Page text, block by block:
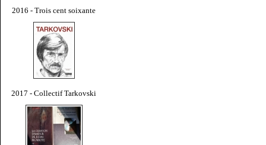
2016 - Trois cent soixante
2017 - Collectif Tarkovski